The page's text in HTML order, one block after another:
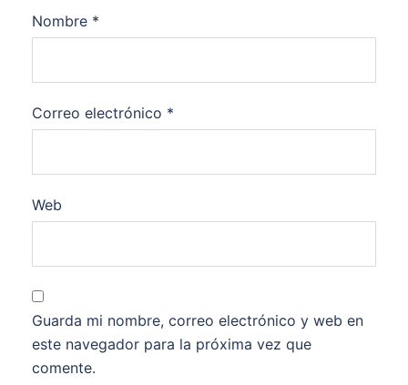
Nombre *
Correo electrónico *
Web
Guarda mi nombre, correo electrónico y web en
este navegador para la próxima vez que
comente.